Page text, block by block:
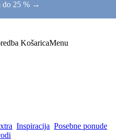
do 25 % →
KošaricaMenu
Inspiracija Posebne ponude